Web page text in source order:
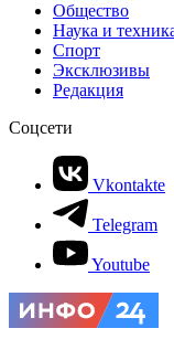
Общество
Наука и
Спорт
Эксклюзивы
Редакция
Соцсети
Vkontakte
Telegram
Youtube